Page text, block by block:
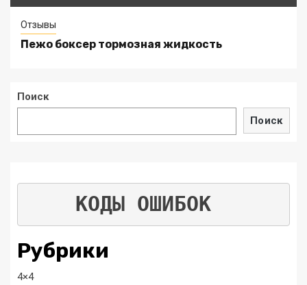
Отзывы
Пежо боксер тормозная жидкость
Поиск
Поиск
КОДЫ ОШИБОК
Рубрики
4×4